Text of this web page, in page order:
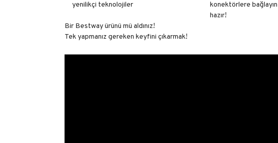
yenilikçi teknolojiler
konektörlere
hazır!
Bir Bestway ürünü mü aldınız!
Tek yapmanız gereken keyfini çıkarmak!